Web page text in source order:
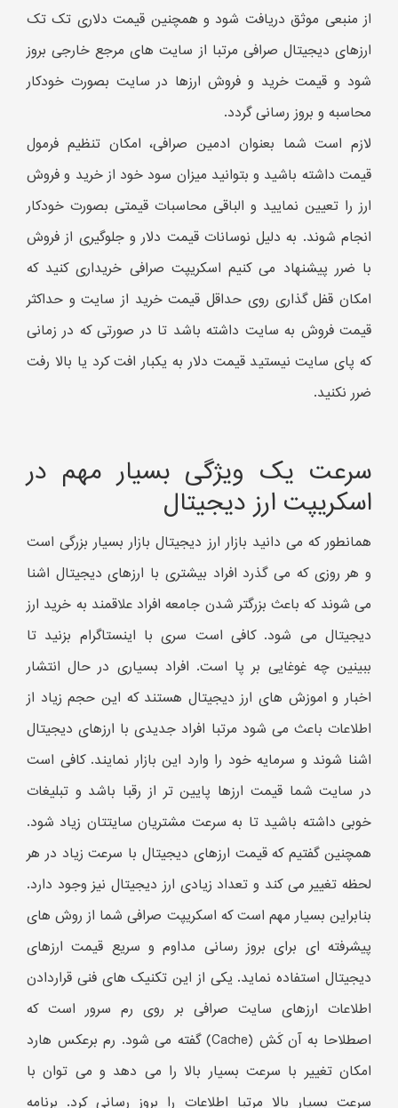
از منبعی موثق دریافت شود و همچنین قیمت دلاری تک تک
ارزهای دیجیتال صرافی مرتبا از سایت های مرجع خارجی بروز
شود و قیمت خرید و فروش ارزها در سایت بصورت خودکار
محاسبه و بروز رسانی گردد.
لازم است شما بعنوان ادمین صرافی، امکان تنظیم فرمول
قیمت داشته باشید و بتوانید میزان سود خود از خرید و فروش
ارز را تعیین نمایید و الباقی محاسبات قیمتی بصورت خودکار
انجام شوند. به دلیل نوسانات قیمت دلار و جلوگیری از فروش
با ضرر پیشنهاد می کنیم اسکریپت صرافی خریداری کنید که
امکان قفل گذاری روی حداقل قیمت خرید از سایت و حداکثر
قیمت فروش به سایت داشته باشد تا در صورتی که در زمانی
که پای سایت نیستید قیمت دلار به یکبار افت کرد یا بالا رفت
ضرر نکنید.
سرعت یک ویژگی بسیار مهم در
اسکریپت ارز دیجیتال
همانطور که می دانید بازار ارز دیجیتال بازار بسیار بزرگی است
و هر روزی که می گذرد افراد بیشتری با ارزهای دیجیتال اشنا
می شوند که باعث بزرگتر شدن جامعه افراد علاقمند به خرید ارز
دیجیتال می شود. کافی است سری با اینستاگرام بزنید تا
ببینین چه غوغایی بر پا است. افراد بسیاری در حال انتشار
اخبار و اموزش های ارز دیجیتال هستند که این حجم زیاد از
اطلاعات باعث می شود مرتبا افراد جدیدی با ارزهای دیجیتال
اشنا شوند و سرمایه خود را وارد این بازار نمایند. کافی است
در سایت شما قیمت ارزها پایین تر از رقبا باشد و تبلیغات
خوبی داشته باشید تا به سرعت مشتریان سایتتان زیاد شود.
همچنین گفتیم که قیمت ارزهای دیجیتال با سرعت زیاد در هر
لحظه تغییر می کند و تعداد زیادی ارز دیجیتال نیز وجود دارد.
بنابراین بسیار مهم است که اسکریپت صرافی شما از روش های
پیشرفته ای برای بروز رسانی مداوم و سریع قیمت ارزهای
دیجیتال استفاده نماید. یکی از این تکنیک های فنی قراردادن
اطلاعات ارزهای سایت صرافی بر روی رم سرور است که
اصطلاحا به آن کَش (Cache) گفته می شود. رم برعکس هارد
امکان تغییر با سرعت بسیار بالا را می دهد و می توان با